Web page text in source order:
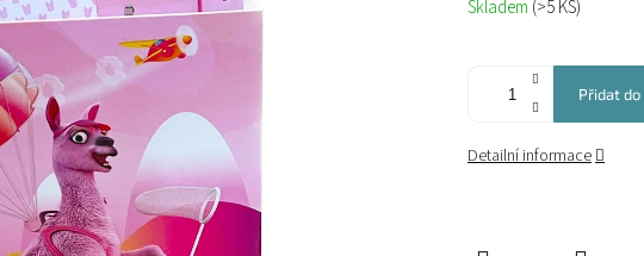
cena:
Skladem (>5 KS)
Přidat
Detailní informace